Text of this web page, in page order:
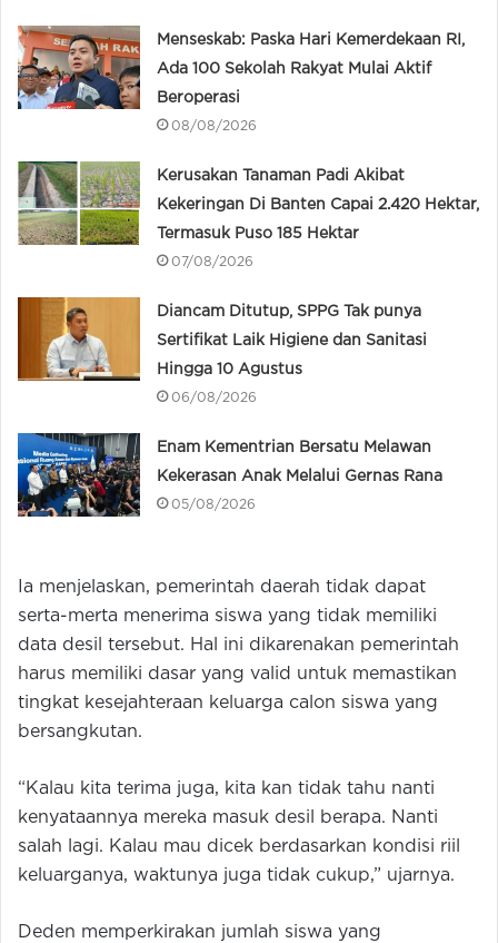
Menseskab: Paska Hari Kemerdekaan RI,
Ada 100 Sekolah Rakyat Mulai Aktif
Beroperasi
08/08/2026
Kerusakan Tanaman Padi Akibat
Kekeringan Di Banten Capai 2.420 Hektar,
Termasuk Puso 185 Hektar
07/08/2026
Diancam Ditutup, SPPG Tak punya
Sertifikat Laik Higiene dan Sanitasi
Hingga 10 Agustus
06/08/2026
Enam Kementrian Bersatu Melawan
Kekerasan Anak Melalui Gernas Rana
05/08/2026
Ia menjelaskan, pemerintah daerah tidak dapat
serta-merta menerima siswa yang tidak memiliki
data desil tersebut. Hal ini dikarenakan pemerintah
harus memiliki dasar yang valid untuk memastikan
tingkat kesejahteraan keluarga calon siswa yang
bersangkutan.
“Kalau kita terima juga, kita kan tidak tahu nanti
kenyataannya mereka masuk desil berapa. Nanti
salah lagi. Kalau mau dicek berdasarkan kondisi riil
keluarganya, waktunya juga tidak cukup,” ujarnya.
Deden memperkirakan jumlah siswa yang